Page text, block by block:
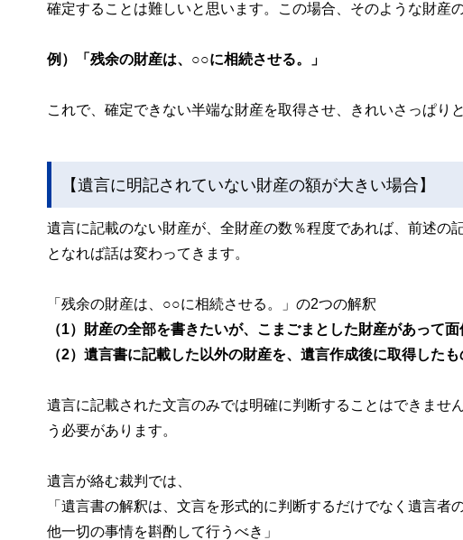
確定することは難しいと思います。この場合、そのような財産
例）「残余の財産は、○○に相続させる。」
これで、確定できない半端な財産を取得させ、きれいさっぱり
【遺言に明記されていない財産の額が大きい場合】
遺言に記載のない財産が、全財産の数％程度であれば、前述の
となれば話は変わってきます。
「残余の財産は、○○に相続させる。」の2つの解釈
（1）財産の全部を書きたいが、こまごまとした財産があって
（2）遺言書に記載した以外の財産を、遺言作成後に取得した
遺言に記載された文言のみでは明確に判断することはできませ
う必要があります。
遺言が絡む裁判では、
「遺言書の解釈は、文言を形式的に判断するだけでなく遺言
他一切の事情を斟酌して行うべき」